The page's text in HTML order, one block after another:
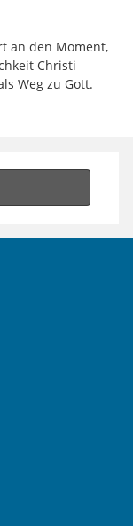
an den Moment,
Christi
Weg zu Gott.